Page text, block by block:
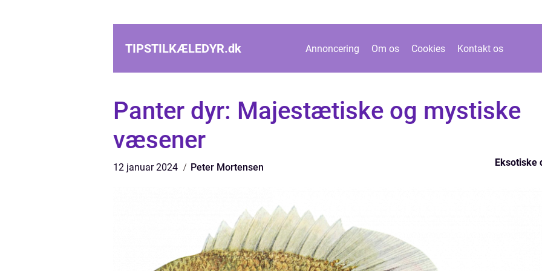
TIPSTILKÆLEDYR.dk Annoncering Om os Cookies Kontakt os
Panter dyr: Majestætiske og mystiske
væsener
12 januar 2024 Peter Mortensen Eksotiske